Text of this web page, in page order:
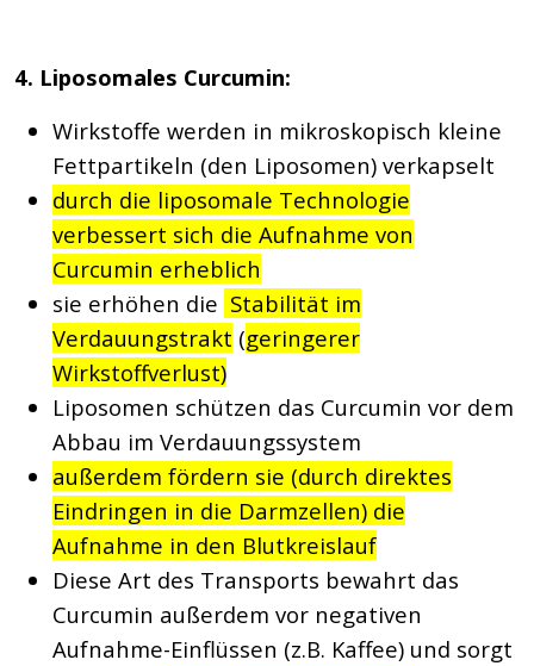
4. Liposomales Curcumin:
Wirkstoffe werden in mikroskopisch kleine
Fettpartikeln (den Liposomen) verkapselt
durch die liposomale Technologie
verbessert sich die Aufnahme von
Curcumin erheblich
sie erhöhen die Stabilität im
Verdauungstrakt (geringerer
Wirkstoffverlust)
Liposomen schützen das Curcumin vor dem
Abbau im Verdauungssystem
außerdem fördern sie (durch direktes
Eindringen in die Darmzellen) die
Aufnahme in den Blutkreislauf
Diese Art des Transports bewahrt das
Curcumin außerdem vor negativen
Aufnahme-Einflüssen (z.B. Kaffee) und sorgt